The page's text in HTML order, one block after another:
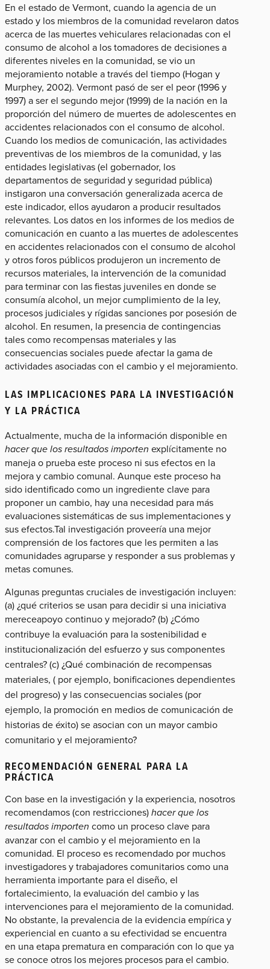
En el estado de Vermont, cuando la agencia de un
estado y los miembros de la comunidad revelaron datos
acerca de las muertes vehiculares relacionadas con el
consumo de alcohol a los tomadores de decisiones a
diferentes niveles en la comunidad, se vio un
mejoramiento notable a través del tiempo (Hogan y
Murphey, 2002). Vermont pasó de ser el peor (1996 y
1997) a ser el segundo mejor (1999) de la nación en la
proporción del número de muertes de adolescentes en
accidentes relacionados con el consumo de alcohol.
Cuando los medios de comunicación, las actividades
preventivas de los miembros de la comunidad, y las
entidades legislativas (el gobernador, los
departamentos de seguridad y seguridad pública)
instigaron una conversación generalizada acerca de
este indicador, ellos ayudaron a producir resultados
relevantes. Los datos en los informes de los medios de
comunicación en cuanto a las muertes de adolescentes
en accidentes relacionados con el consumo de alcohol
y otros foros públicos produjeron un incremento de
recursos materiales, la intervención de la comunidad
para terminar con las fiestas juveniles en donde se
consumía alcohol, un mejor cumplimiento de la ley,
procesos judiciales y rígidas sanciones por posesión de
alcohol. En resumen, la presencia de contingencias
tales como recompensas materiales y las
consecuencias sociales puede afectar la gama de
actividades asociadas con el cambio y el mejoramiento.
LAS IMPLICACIONES PARA LA INVESTIGACIÓN
Y LA PRÁCTICA
Actualmente, mucha de la información disponible en
hacer que los resultados importen explícitamente no
maneja o prueba este proceso ni sus efectos en la
mejora y cambio comunal. Aunque este proceso ha
sido identificado como un ingrediente clave para
proponer un cambio, hay una necesidad para más
evaluaciones sistemáticas de sus implementaciones y
sus efectos.Tal investigación proveería una mejor
comprensión de los factores que les permiten a las
comunidades agruparse y responder a sus problemas y
metas comunes.
Algunas preguntas cruciales de investigación incluyen:
(a) ¿qué criterios se usan para decidir si una iniciativa
mereceapoyo continuo y mejorado? (b) ¿Cómo
contribuye la evaluación para la sostenibilidad e
institucionalización del esfuerzo y sus componentes
centrales? (c) ¿Qué combinación de recompensas
materiales, ( por ejemplo, bonificaciones dependientes
del progreso) y las consecuencias sociales (por
ejemplo, la promoción en medios de comunicación de
historias de éxito) se asocian con un mayor cambio
comunitario y el mejoramiento?
RECOMENDACIÓN GENERAL PARA LA
PRÁCTICA
Con base en la investigación y la experiencia, nosotros
recomendamos (con restricciones)hacer que los
resultados importen como un proceso clave para
avanzar con el cambio y el mejoramiento en la
comunidad. El proceso es recomendado por muchos
investigadores y trabajadores comunitarios como una
herramienta importante para el diseño, el
fortalecimiento, la evaluación del cambio y las
intervenciones para el mejoramiento de la comunidad.
No obstante, la prevalencia de la evidencia empírica y
experiencial en cuanto a su efectividad se encuentra
en una etapa prematura en comparación con lo que ya
se conoce otros los mejores procesos para el cambio.